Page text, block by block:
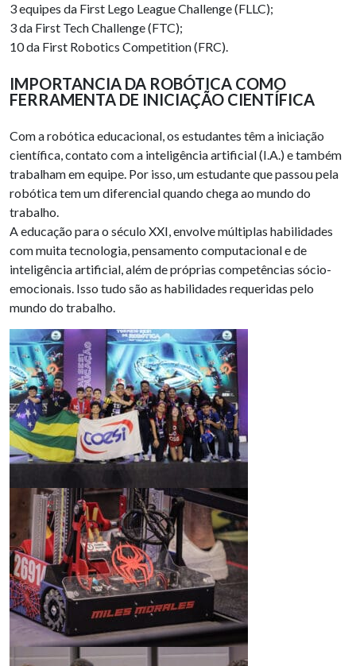
3 equipes da First Lego League Challenge (FLLC);
3 da First Tech Challenge (FTC);
10 da First Robotics Competition (FRC).
IMPORTANCIA DA ROBÓTICA COMO
FERRAMENTA DE INICIAÇÃO CIENTÍFICA
Com a robótica educacional, os estudantes têm a iniciação
científica, contato com a inteligência artificial (I.A.) e também
trabalham em equipe. Por isso, um estudante que passou pela
robótica tem um diferencial quando chega ao mundo do
trabalho.
A educação para o século XXI, envolve múltiplas habilidades
com muita tecnologia, pensamento computacional e de
inteligência artificial, além de próprias competências sócio-
emocionais. Isso tudo são as habilidades requeridas pelo
mundo do trabalho.